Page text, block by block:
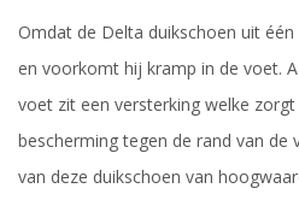
Omdat de Delta duikschoen uit
en voorkomt hij kramp in de voet.
voet zit een versterking welke
bescherming tegen de rand van
van deze duikschoen van